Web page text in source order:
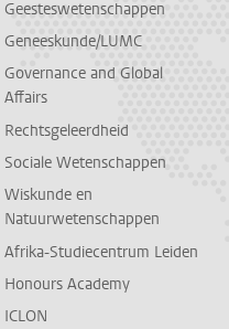
Geesteswetenschappen
Geneeskunde/LUMC
Governance and Global
Affairs
Rechtsgeleerdheid
Sociale Wetenschappen
Wiskunde en
Natuurwetenschappen
Afrika-Studiecentrum Leiden
Honours Academy
ICLON